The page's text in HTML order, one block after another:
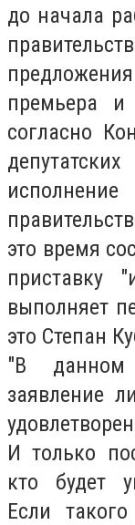
до начала
премьера и
согласно
это время
приставку
выполняет
это Степан
"В данном
заявление
И только
кто будет
Если